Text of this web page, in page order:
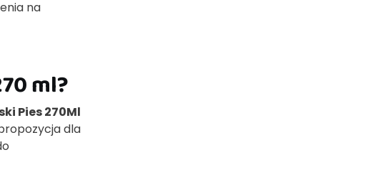
na
ml?
Pies 270Ml
dla